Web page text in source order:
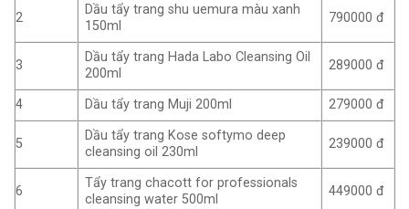
2
Dầu tẩy trang shu uemura màu xanh
150ml
790000 đ
3
Dầu tẩy trang Hada Labo Cleansing Oil
200ml
289000 đ
4 Dầu tẩy trang Muji 200ml 279000 đ
5
Dầu tẩy trang Kose softymo deep
cleansing oil 230ml
239000 đ
6
Tẩy trang chacott for professionals
cleansing water 500ml
449000 đ